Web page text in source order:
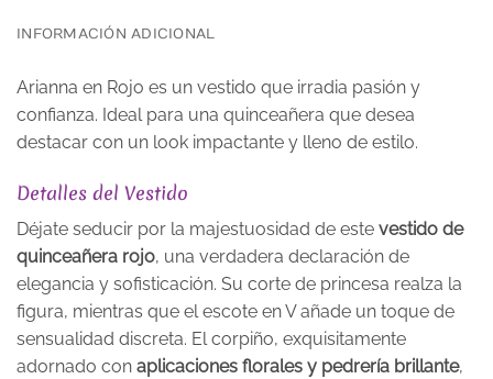
INFORMACIÓN ADICIONAL
Arianna en Rojo es un vestido que irradia pasión y
confianza. Ideal para una quinceañera que desea
destacar con un look impactante y lleno de estilo.
Detalles del Vestido
Déjate seducir por la majestuosidad de este vestido de
quinceañera rojo, una verdadera declaración de
elegancia y sofisticación. Su corte de princesa realza la
figura, mientras que el escote en V añade un toque de
sensualidad discreta. El corpiño, exquisitamente
adornado con aplicaciones florales y pedrería brillante,